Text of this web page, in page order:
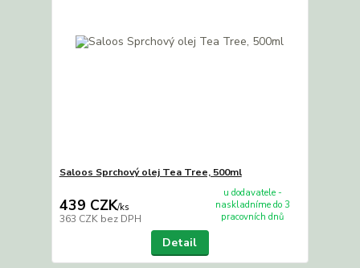
Saloos Sprchový olej Tea Tree, 500ml
439 CZK/ks
363 CZK bez DPH
u dodavatele -
naskladníme do 3
pracovních dnů
Detail